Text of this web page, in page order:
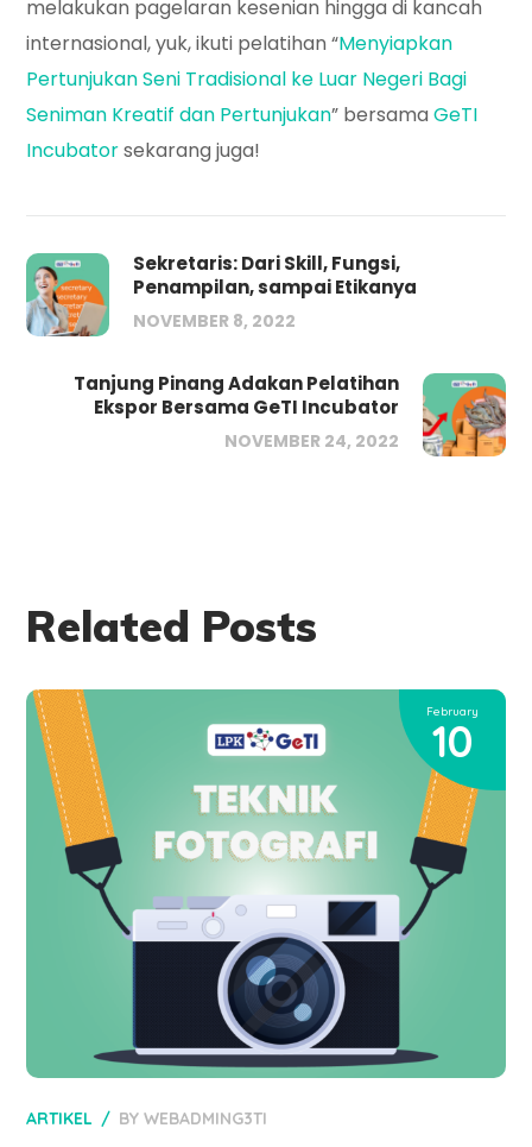
melakukan pagelaran kesenian hingga di kancah
internasional, yuk, ikuti pelatihan “Menyiapkan
Pertunjukan Seni Tradisional ke Luar Negeri Bagi
Seniman Kreatif dan Pertunjukan” bersamaGeTI
Incubatorsekarang juga!
Sekretaris: Dari Skill, Fungsi,
Penampilan, sampai Etikanya
NOVEMBER 8, 2022
Tanjung Pinang Adakan Pelatihan
Ekspor Bersama GeTI Incubator
NOVEMBER 24, 2022
Related Posts
February
10
ARTIKEL BYWEBADMING3TI